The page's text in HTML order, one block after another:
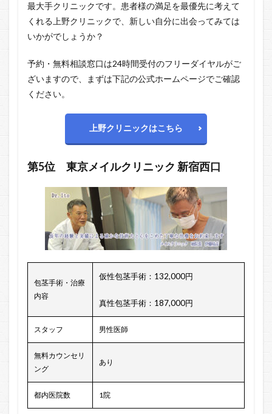
最大手クリニックです。患者様の満足を最優先に考えて
くれる上野クリニックで、新しい自分に出会ってみては
いかがでしょうか？
予約・無料相談窓口は24時間受付のフリーダイヤルがご
ざいますので、まずは下記の公式ホームページでご確認
ください。
上野クリニックはこちら
第5位 東京メイルクリニック 新宿西口
包茎手術・治療
内容
仮性包茎手術：132,000円
真性包茎手術：187,000円
スタッフ 男性医師
無料カウンセリ
ング
あり
都内医院数 1院